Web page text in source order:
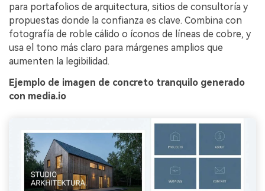
para portafolios de arquitectura, sitios de consultoría y
propuestas donde la confianza es clave. Combina con
fotografía de roble cálido o íconos de líneas de cobre, y
usa el tono más claro para márgenes amplios que
aumenten la legibilidad.
Ejemplo de imagen de concreto tranquilo generado
con media.io